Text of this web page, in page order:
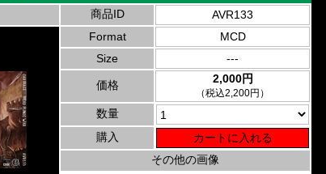
商品ID
AVR133
Format
MCD
Size
---
価格 2,000円
（税込2,200円）
数量
購入
その他の画像